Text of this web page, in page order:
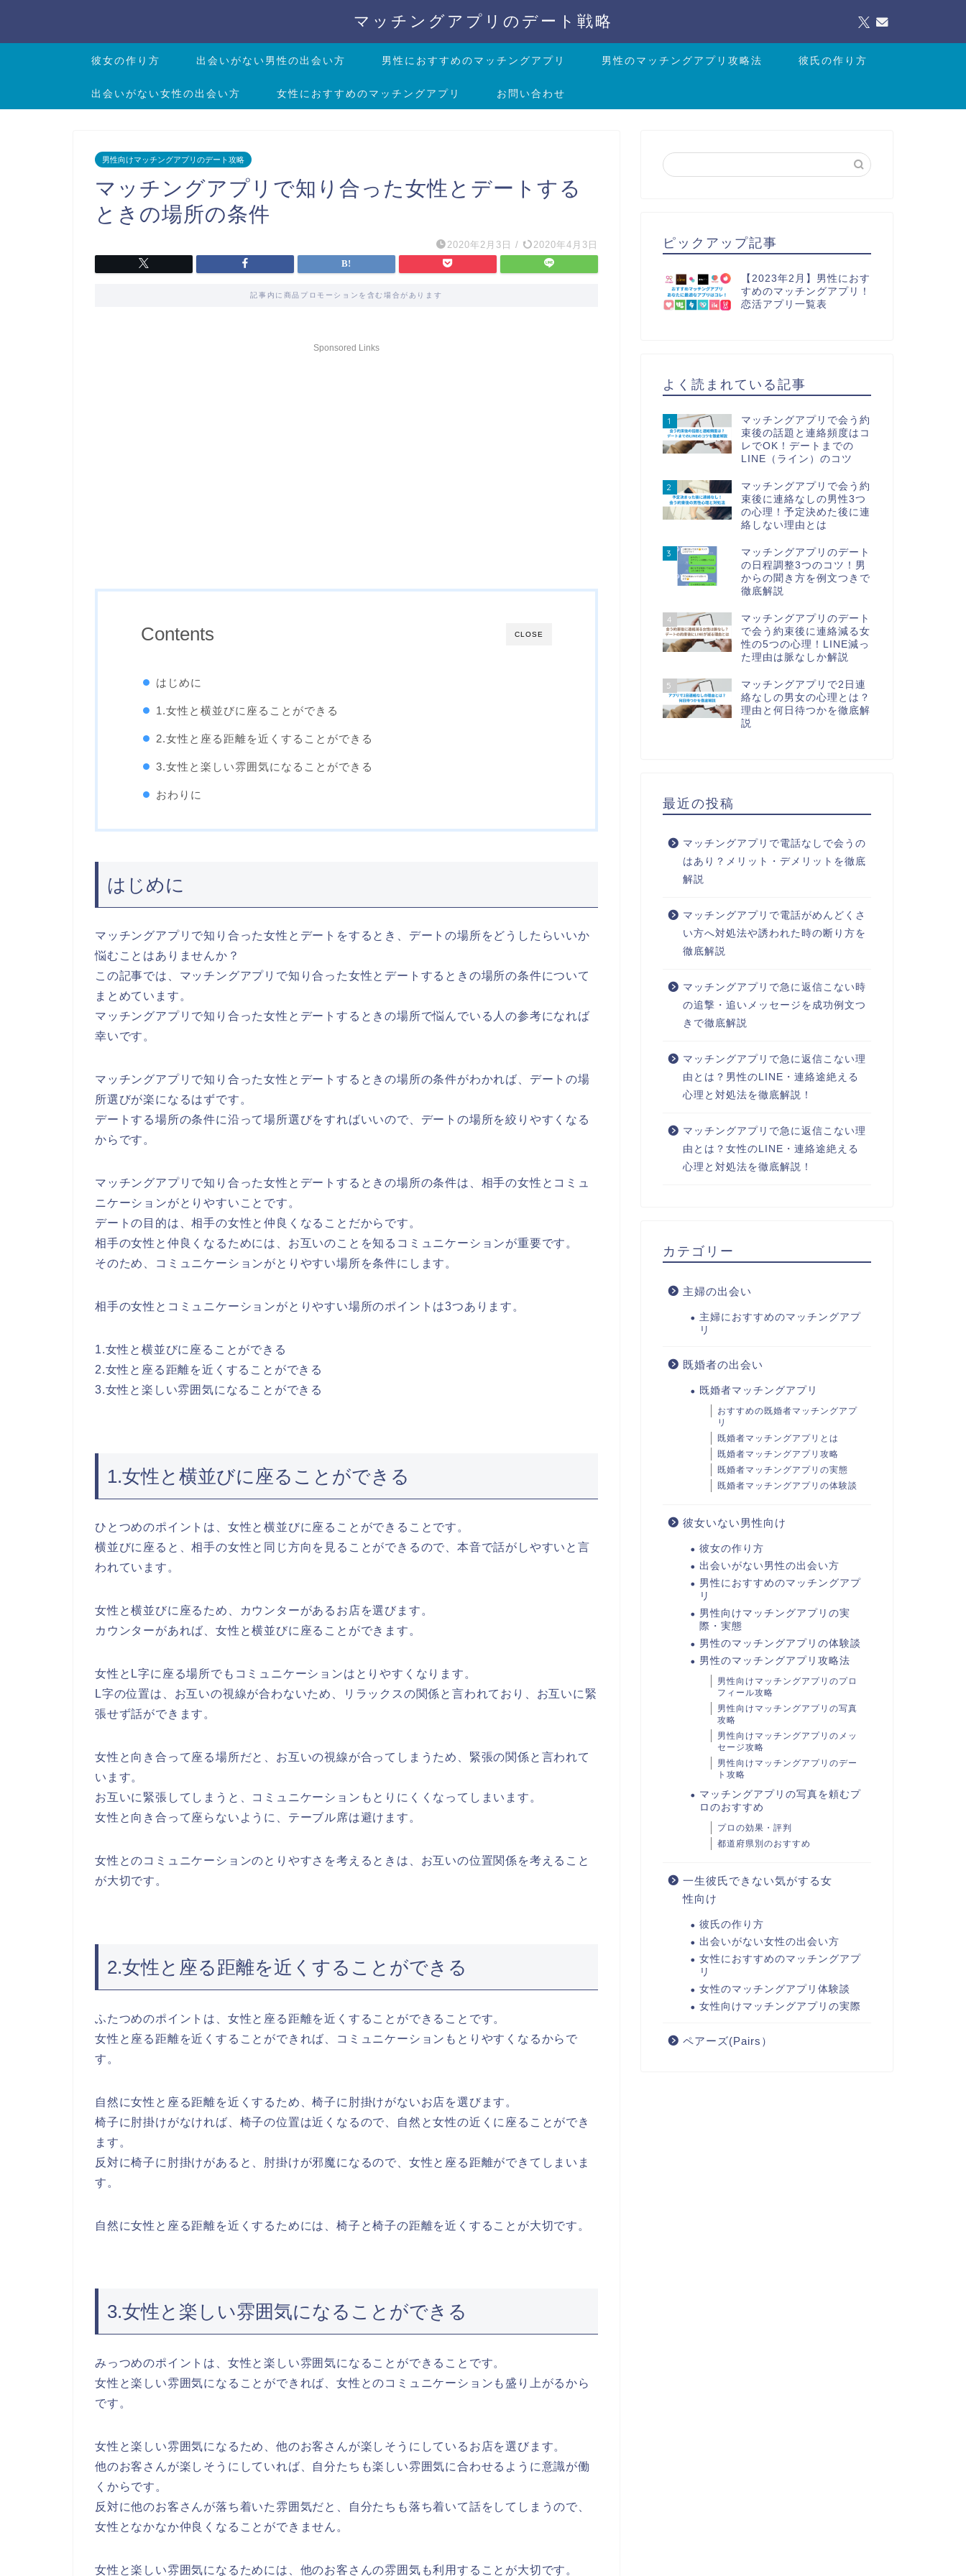
マッチングアプリのデート戦略
彼女の作り方 出会いがない男性の出会い方 男性におすすめのマッチングアプリ 男性のマッチングアプリ攻略法 彼氏の作り方
出会いがない女性の出会い方 女性におすすめのマッチングアプリ お問い合わせ
男性向けマッチングアプリのデート攻略
マッチングアプリで知り合った女性とデートする
ときの場所の条件
2020年2月3日 / 2020年4月3日
記事内に商品プロモーションを含む場合があります
Sponsored Links
CLOSE
Contents
はじめに
1.女性と横並びに座ることができる
2.女性と座る距離を近くすることができる
3.女性と楽しい雰囲気になることができる
おわりに
はじめに
マッチングアプリで知り合った女性とデートをするとき、デートの場所をどうしたらいいか
悩むことはありませんか？
この記事では、マッチングアプリで知り合った女性とデートするときの場所の条件について
まとめています。
マッチングアプリで知り合った女性とデートするときの場所で悩んでいる人の参考になれば
幸いです。
マッチングアプリで知り合った女性とデートするときの場所の条件がわかれば、デートの場
所選びが楽になるはずです。
デートする場所の条件に沿って場所選びをすればいいので、デートの場所を絞りやすくなる
からです。
マッチングアプリで知り合った女性とデートするときの場所の条件は、相手の女性とコミュ
ニケーションがとりやすいことです。
デートの目的は、相手の女性と仲良くなることだからです。
相手の女性と仲良くなるためには、お互いのことを知るコミュニケーションが重要です。
そのため、コミュニケーションがとりやすい場所を条件にします。
相手の女性とコミュニケーションがとりやすい場所のポイントは3つあります。
1.女性と横並びに座ることができる
2.女性と座る距離を近くすることができる
3.女性と楽しい雰囲気になることができる
1.女性と横並びに座ることができる
ひとつめのポイントは、女性と横並びに座ることができることです。
横並びに座ると、相手の女性と同じ方向を見ることができるので、本音で話がしやすいと言
われています。
女性と横並びに座るため、カウンターがあるお店を選びます。
カウンターがあれば、女性と横並びに座ることができます。
女性とL字に座る場所でもコミュニケーションはとりやすくなります。
L字の位置は、お互いの視線が合わないため、リラックスの関係と言われており、お互いに緊
張せず話ができます。
女性と向き合って座る場所だと、お互いの視線が合ってしまうため、緊張の関係と言われて
います。
お互いに緊張してしまうと、コミュニケーションもとりにくくなってしまいます。
女性と向き合って座らないように、テーブル席は避けます。
女性とのコミュニケーションのとりやすさを考えるときは、お互いの位置関係を考えること
が大切です。
2.女性と座る距離を近くすることができる
ふたつめのポイントは、女性と座る距離を近くすることができることです。
女性と座る距離を近くすることができれば、コミュニケーションもとりやすくなるからで
す。
自然に女性と座る距離を近くするため、椅子に肘掛けがないお店を選びます。
椅子に肘掛けがなければ、椅子の位置は近くなるので、自然と女性の近くに座ることができ
ます。
反対に椅子に肘掛けがあると、肘掛けが邪魔になるので、女性と座る距離ができてしまいま
す。
自然に女性と座る距離を近くするためには、椅子と椅子の距離を近くすることが大切です。
3.女性と楽しい雰囲気になることができる
みっつめのポイントは、女性と楽しい雰囲気になることができることです。
女性と楽しい雰囲気になることができれば、女性とのコミュニケーションも盛り上がるから
です。
女性と楽しい雰囲気になるため、他のお客さんが楽しそうにしているお店を選びます。
他のお客さんが楽しそうにしていれば、自分たちも楽しい雰囲気に合わせるように意識が働
くからです。
反対に他のお客さんが落ち着いた雰囲気だと、自分たちも落ち着いて話をしてしまうので、
女性となかなか仲良くなることができません。
女性と楽しい雰囲気になるためには、他のお客さんの雰囲気も利用することが大切です。
ピックアップ記事
【2023年2月】男性におす
すめのマッチングアプリ！
恋活アプリ一覧表
よく読まれている記事
1
マッチングアプリで会う約
束後の話題と連絡頻度はコ
レでOK！デートまでの
LINE（ライン）のコツ
2
マッチングアプリで会う約
束後に連絡なしの男性3つ
の心理！予定決めた後に連
絡しない理由とは
3
マッチングアプリのデート
の日程調整3つのコツ！男
からの聞き方を例文つきで
徹底解説
4
マッチングアプリのデート
で会う約束後に連絡減る女
性の5つの心理！LINE減っ
た理由は脈なしか解説
5
マッチングアプリで2日連
絡なしの男女の心理とは？
理由と何日待つかを徹底解
説
最近の投稿
マッチングアプリで電話なしで会うの
はあり？メリット・デメリットを徹底
解説
マッチングアプリで電話がめんどくさ
い方へ対処法や誘われた時の断り方を
徹底解説
マッチングアプリで急に返信こない時
の追撃・追いメッセージを成功例文つ
きで徹底解説
マッチングアプリで急に返信こない理
由とは？男性のLINE・連絡途絶える
心理と対処法を徹底解説！
マッチングアプリで急に返信こない理
由とは？女性のLINE・連絡途絶える
心理と対処法を徹底解説！
カテゴリー
主婦の出会い
主婦におすすめのマッチングアプ
リ
既婚者の出会い
既婚者マッチングアプリ
おすすめの既婚者マッチングアプ
リ
既婚者マッチングアプリとは
既婚者マッチングアプリ攻略
既婚者マッチングアプリの実態
既婚者マッチングアプリの体験談
彼女いない男性向け
彼女の作り方
出会いがない男性の出会い方
男性におすすめのマッチングアプ
リ
男性向けマッチングアプリの実
際・実態
男性のマッチングアプリの体験談
男性のマッチングアプリ攻略法
男性向けマッチングアプリのプロ
フィール攻略
男性向けマッチングアプリの写真
攻略
男性向けマッチングアプリのメッ
セージ攻略
男性向けマッチングアプリのデー
ト攻略
マッチングアプリの写真を頼むプ
ロのおすすめ
プロの効果・評判
都道府県別のおすすめ
一生彼氏できない気がする女
性向け
彼氏の作り方
出会いがない女性の出会い方
女性におすすめのマッチングアプ
リ
女性のマッチングアプリ体験談
女性向けマッチングアプリの実際
ペアーズ(Pairs）